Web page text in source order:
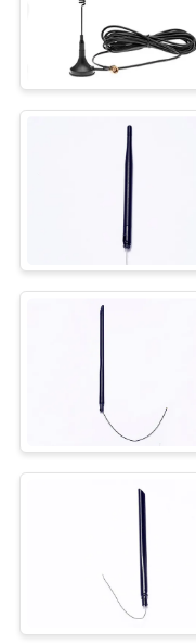
NOUS
NOUVELLES
VR
de
verre